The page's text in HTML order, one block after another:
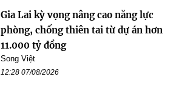
Gia Lai kỳ vọng nâng cao năng lực
phòng, chống thiên tai từ dự án hơn
11.000 tỷ đồng
Song Việt
12:28 07/08/2026